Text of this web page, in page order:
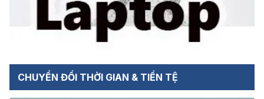
CHUYỂN ĐỔI THỜI GIAN & TIỀN TỆ